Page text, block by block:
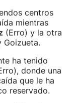
centros
mientras
(Erro) y la otra
Goizueta.
ha tenido
donde una
que le ha
reservado.